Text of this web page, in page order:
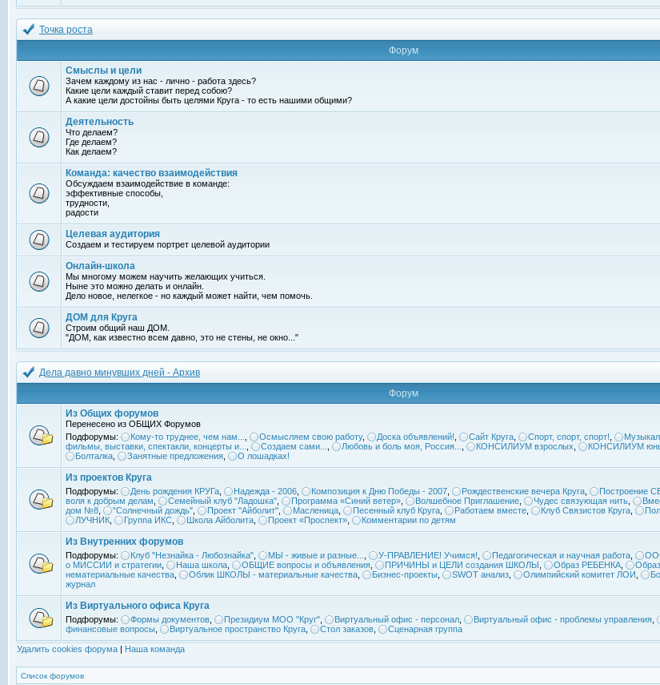
Точка роста
Форум
Смыслы и цели
Зачем каждому из нас - лично - работа здесь?
Какие цели каждый ставит перед собою?
А какие цели достойны быть целями Круга - то есть нашими общими?
Деятельность
Что делаем?
Где делаем?
Как делаем?
Команда: качество взаимодействия
Обсуждаем взаимодействие в команде:
эффективные способы,
трудности,
радости
Целевая аудитория
Создаем и тестируем портрет целевой аудитории
Онлайн-школа
Мы многому можем научить желающих учиться.
Ныне это можно делать и онлайн.
Дело новое, нелегкое - но каждый может найти, чем помочь.
ДОМ для Круга
Строим общий наш ДОМ.
"ДОМ, как известно всем давно, это не стены, не окно..."
Дела давно минувших дней - Архив
Форум
Из Общих форумов
Перенесено из ОБЩИХ Форумов
Подфорумы:
Кому-то труднее, чем нам... Осмысляем свою работу, Доска объявлений! Сайт Круга Спорт, спорт, спорт!
фильмы, выставки, спектакли, концерты и...
Создаем сами... Любовь и боль моя, Россия... КОНСИЛИУМ взрослых КОНСИЛИУМ
Болталка
Занятные предложения О лошадках!
Из проектов Круга
Подфорумы: День рождения КРУГа Надежда - 2006 Композиция к Дню Победы - 2007 Рождественские вечера Круга Построение
воля к добрым делам
Семейный клуб "Ладошка" Программа «Синий ветер» Волшебное Приглашение Чудес связующая нить
дом №8
"Солнечный дождь" Проект "Айболит" Масленица Песенный клуб Круга Работаем вместе Клуб Связистов Круга
ЛУЧНИК
Группа ИКС Школа Айболита Проект «Проспект» Комментарии по детям
Из Внутренних форумов
Подфорумы: Клуб "Незнайка - Любознайка" МЫ - живые и разные... У-ПРАВЛЕНИЕ! Учимся! Педагогическая и научная работа
о МИССИИ и стратегии
Наша школа ОБЩИЕ вопросы и объявления ПРИЧИНЫ и ЦЕЛИ создания ШКОЛЫ Образ РЕБЕНКА
нематериальные качества
Облик ШКОЛЫ - материальные качества Бизнес-проекты SWOT анализ Олимпийский комитет ЛОИ
журнал
Из Виртуального офиса Круга
Подфорумы: Формы документов Президиум МОО "Круг" Виртуальный офис - персонал Виртуальный офис - проблемы управления
финансовые вопросы
Виртуальное пространство Круга Стол заказов Сценарная группа
Удалить cookies форума | Наша команда
Список форумов